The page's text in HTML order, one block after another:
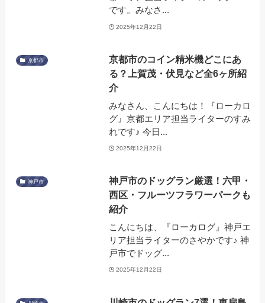
です。みなさ...
2025年12月22日
京都市
京都市のコイン精米機どこにあ
る？上賀茂・伏見など全6ヶ所紹
介
みなさん、こんにちは！『ローカロ
グ』京都エリア担当ライターのすみ
れです♪ 今日...
2025年12月22日
神戸市
神戸市のドッグラン厳選！六甲・
西区・フルーツフラワーパークも
紹介
こんにちは、『ローカログ』神戸エ
リア担当ライターのさやかです♪ 神
戸市でドッグ...
2025年12月22日